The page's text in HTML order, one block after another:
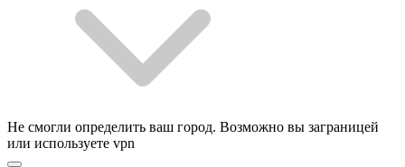
Не смогли определить ваш город. Возможно вы заграницей
или используете vpn